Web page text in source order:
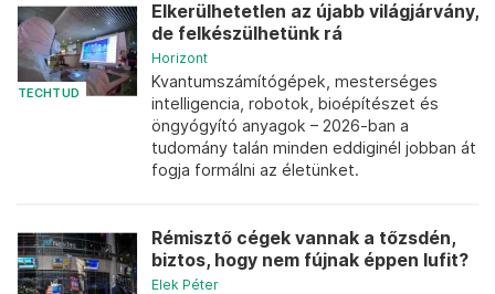
TECHTUD
Elkerülhetetlen az újabb világjárvány,
de felkészülhetünk rá
Horizont
Kvantumszámítógépek, mesterséges
intelligencia, robotok, bioépítészet és
öngyógyító anyagok – 2026-ban a
tudomány talán minden eddiginél jobban át
fogja formálni az életünket.
Rémisztő cégek vannak a tőzsdén,
biztos, hogy nem fújnak éppen lufit?
Elek Péter